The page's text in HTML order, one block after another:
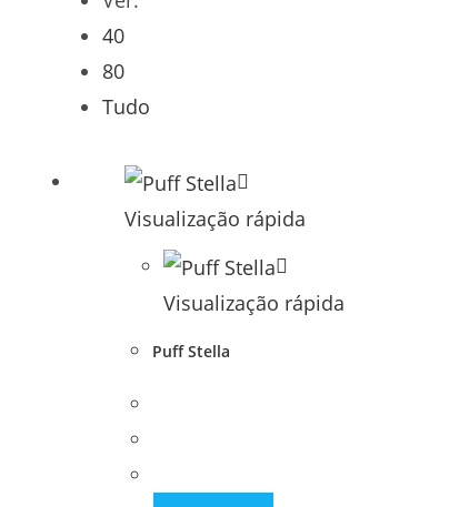
40
80
Tudo
Visualização rápida
Visualização rápida
Puff Stella